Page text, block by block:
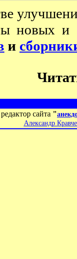
новых
и
сайта "
Александр